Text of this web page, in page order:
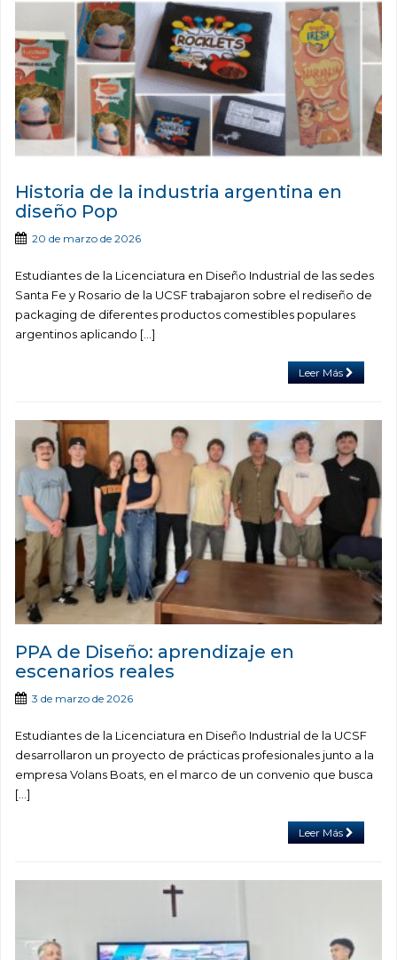
Historia de la industria argentina en
diseño Pop
20 de marzo de 2026
Estudiantes de la Licenciatura en Diseño Industrial de las sedes
Santa Fe y Rosario de la UCSF trabajaron sobre el rediseño de
packaging de diferentes productos comestibles populares
argentinos aplicando […]
Leer Más
PPA de Diseño: aprendizaje en
escenarios reales
3 de marzo de 2026
Estudiantes de la Licenciatura en Diseño Industrial de la UCSF
desarrollaron un proyecto de prácticas profesionales junto a la
empresa Volans Boats, en el marco de un convenio que busca
[…]
Leer Más